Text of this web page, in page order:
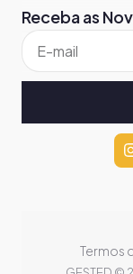
Receba as
Termos